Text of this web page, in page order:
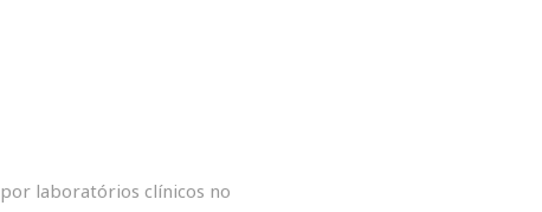
laboratórios clínicos no